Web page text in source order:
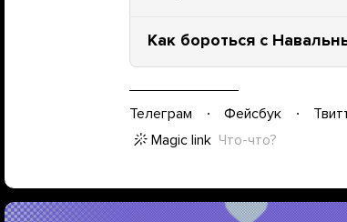
Как бороться с
Телеграм Фейсбук
Magic link Что-что?